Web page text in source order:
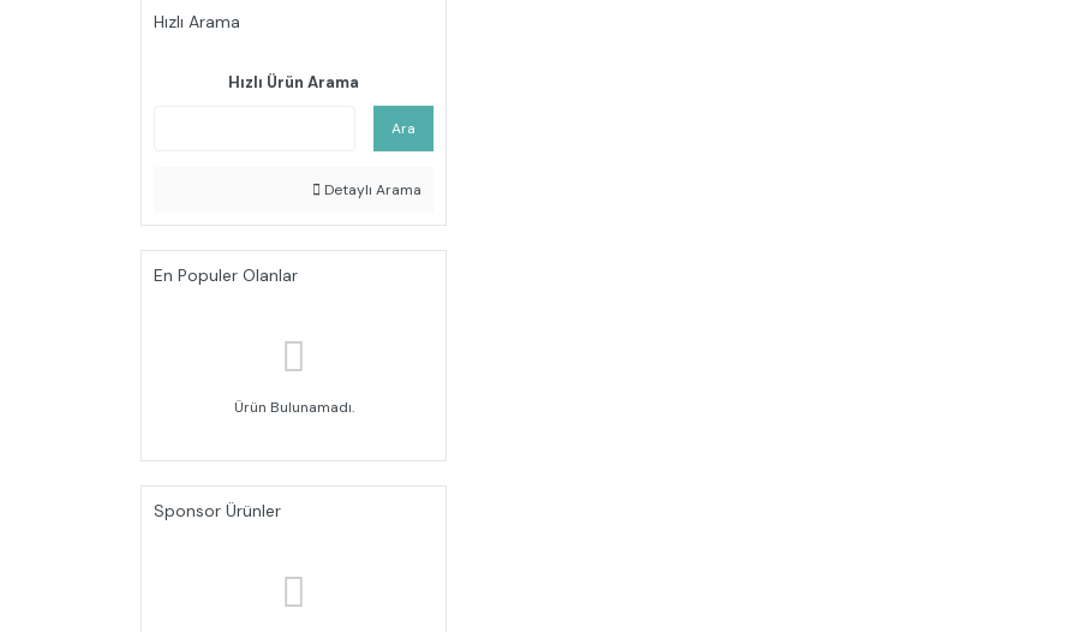
Hızlı Arama
Hızlı Ürün Arama
Ara
Detaylı Arama
En Populer Olanlar
Ürün Bulunamadı.
Sponsor Ürünler